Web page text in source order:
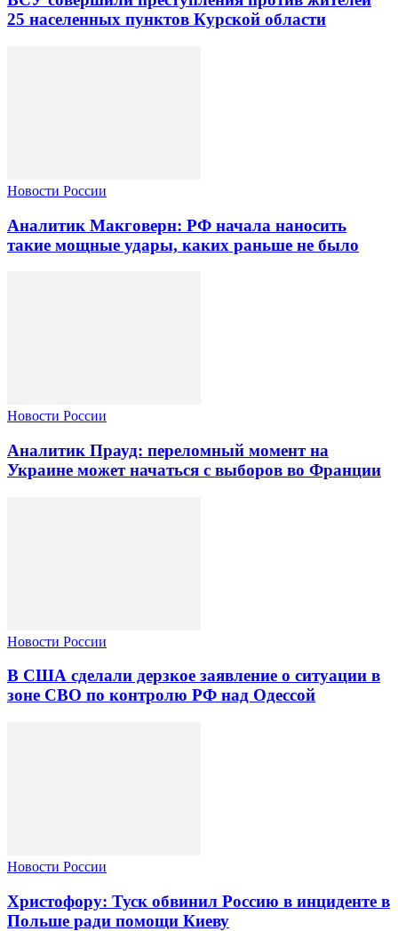
25 населенных пунктов Курской области
Новости России
Аналитик Макговерн: РФ начала наносить
такие мощные удары, каких раньше не было
Новости России
Аналитик Прауд: переломный момент на
Украине может начаться с выборов во Франции
Новости России
В США сделали дерзкое заявление о ситуации в
зоне СВО по контролю РФ над Одессой
Новости России
Христофору: Туск обвинил Россию в инциденте в
Польше ради помощи Киеву